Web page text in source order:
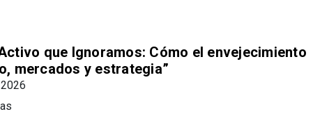
que Ignoramos: Cómo el envejecimiento
mercados y estrategia”